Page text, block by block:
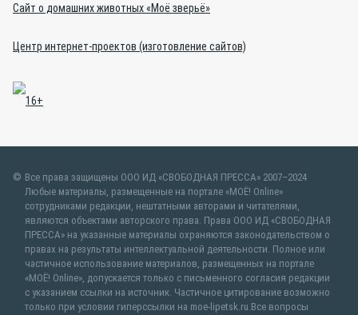
Сайт о домашних животных «Моё зверьё»
Центр интернет-проектов (изготовление сайтов)
Все права защищены ООО ИД «СВОБОДНАЯ ПРЕССА» 2007–2024
Любые материалы, размещенные на портале «МОЁ! Online»
сотрудниками редакции, нештатными авторами и читателями,
являются объектами авторского права. Права ООО ИД «СВОБОДНАЯ
ПРЕССА» на указанные материалы охраняются законодательством о
правах на результаты интеллектуальной деятельности. Полное или
частичное использование материалов, размещенных на портале
«МОЁ! Online», допускается только с письменного согласия редакции
с указанием ссылки на источник. Частичное цитирование возможно
только при условии гиперссылки на moe-lipetsk.ru.Все вопросы